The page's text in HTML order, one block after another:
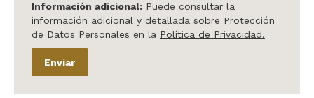
Información adicional: Puede consultar la
información adicional y detallada sobre Protección
de Datos Personales en la Política de Privacidad.
Enviar